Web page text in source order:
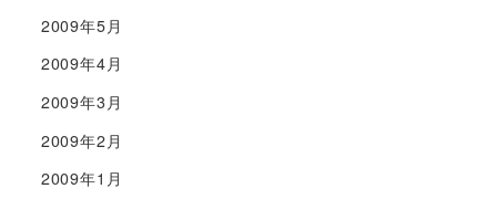
2009年5月
2009年4月
2009年3月
2009年2月
2009年1月